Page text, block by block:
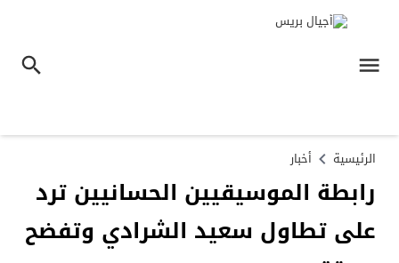
الرئيسية أخبار
رابطة الموسيقيين الحسانيين ترد
على تطاول سعيد الشرادي وتفضح